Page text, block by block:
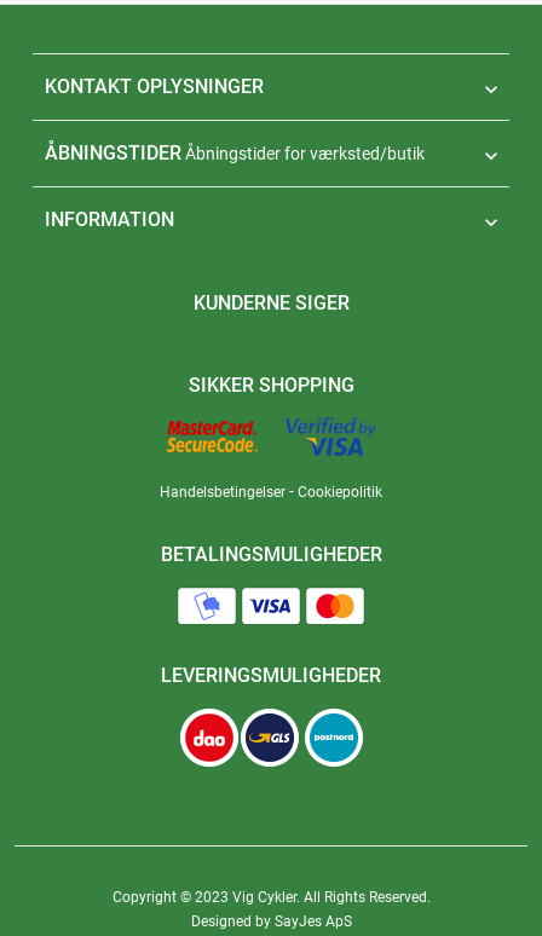
KONTAKT OPLYSNINGER 
ÅBNINGSTIDER 
Åbningstider for værksted/butik
INFORMATION 
KUNDERNE SIGER
SIKKER SHOPPING
Handelsbetingelser - Cookiepolitik
BETALINGSMULIGHEDER
LEVERINGSMULIGHEDER
Copyright © 2023 Vig Cykler. All Rights Reserved.
Designed by SayJes ApS